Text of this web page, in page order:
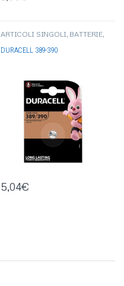
ARTICOLI SINGOLI BATTERIE
ACUSTICHE,BATTERIE
DURACELL
DURACELL 389-390
5,04€